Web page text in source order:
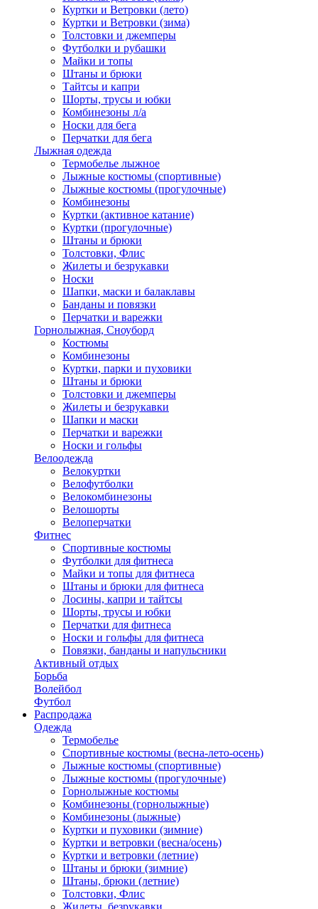
Куртки и Ветровки (лето)
Куртки и Ветровки (зима)
Толстовки и джемперы
Футболки и рубашки
Майки и топы
Штаны и брюки
Тайтсы и капри
Шорты, трусы и юбки
Комбинезоны л/а
Носки для бега
Перчатки для бега
Лыжная одежда
Термобелье лыжное
Лыжные костюмы (спортивные)
Лыжные костюмы (прогулочные)
Комбинезоны
Куртки (активное катание)
Куртки (прогулочные)
Штаны и брюки
Толстовки, Флис
Жилеты и безрукавки
Носки
Шапки, маски и балаклавы
Банданы и повязки
Перчатки и варежки
Горнолыжная, Сноуборд
Костюмы
Комбинезоны
Куртки, парки и пуховики
Штаны и брюки
Толстовки и джемперы
Жилеты и безрукавки
Шапки и маски
Перчатки и варежки
Носки и гольфы
Велоодежда
Велокуртки
Велофутболки
Велокомбинезоны
Велошорты
Велоперчатки
Фитнес
Спортивные костюмы
Футболки для фитнеса
Майки и топы для фитнеса
Штаны и брюки для фитнеса
Лосины, капри и тайтсы
Шорты, трусы и юбки
Перчатки для фитнеса
Носки и гольфы для фитнеса
Повязки, банданы и напульсники
Активный отдых
Борьба
Волейбол
Футбол
Распродажа
Одежда
Термобелье
Спортивные костюмы (весна-лето-осень)
Лыжные костюмы (спортивные)
Лыжные костюмы (прогулочные)
Горнолыжные костюмы
Комбинезоны (горнолыжные)
Комбинезоны (лыжные)
Куртки и пуховики (зимние)
Куртки и ветровки (весна/осень)
Куртки и ветровки (летние)
Штаны и брюки (зимние)
Штаны, брюки (летние)
Толстовки, Флис
Жилеты, безрукавки